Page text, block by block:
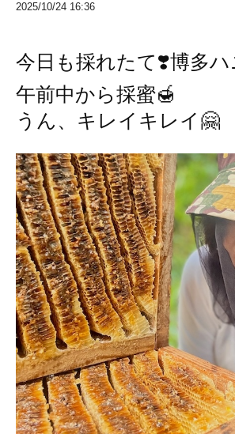
2025/10/24 16:36
今日も採れたて❣️博多ハ
午前中から採蜜🍯
うん、キレイキレイ🤗